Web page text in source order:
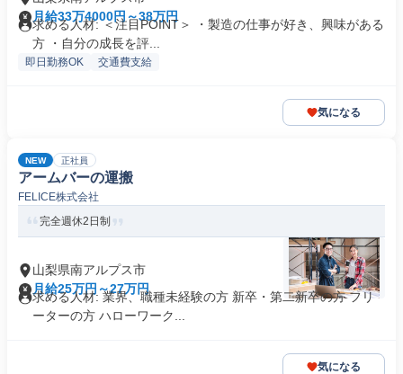
月給33万4000円～38万円
求める人材: ＜注目POINT＞ ・製造の仕事が好き、興味がある
方 ・自分の成長を評...
即日勤務OK 交通費支給
気になる
NEW 正社員
アームバーの運搬
FELICE株式会社
完全週休2日制
山梨県南アルプス市
月給25万円～27万円
求める人材: 業界、職種未経験の方 新卒・第二新卒の方 フリ
ーターの方 ハローワーク...
気になる